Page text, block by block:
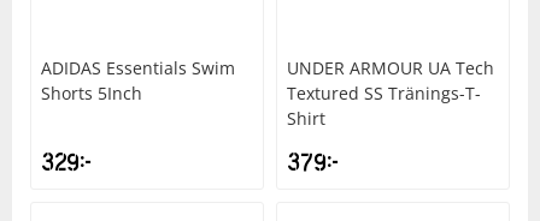
ADIDAS Essentials Swim
Shorts 5Inch
329kr
UNDER ARMOUR UA Tech
Textured SS Tränings-T-
Shirt
379kr